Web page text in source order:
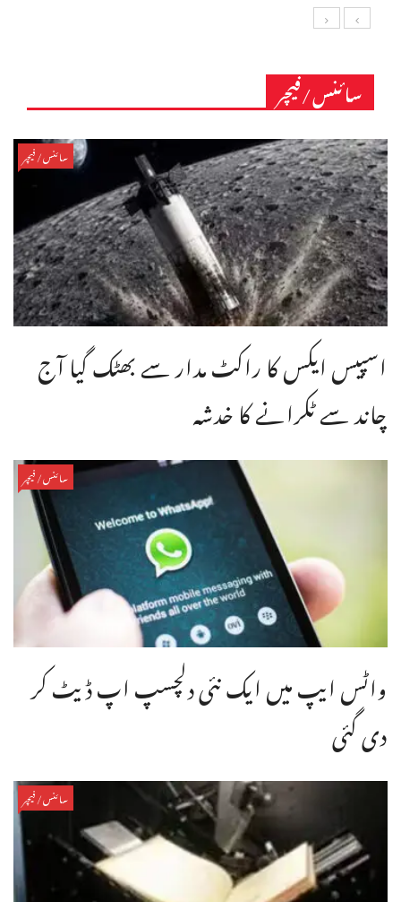
سائنس/فیچر
سائنس/فیچر
اسپیس ایکس کا راکٹ مدار سے بھٹک گیا آج
چاند سے ٹکرانے کا خدشہ
سائنس/فیچر
واٹس ایپ میں ایک نئی دلچسپ اپ ڈیٹ کر
دی گئی
سائنس/فیچر